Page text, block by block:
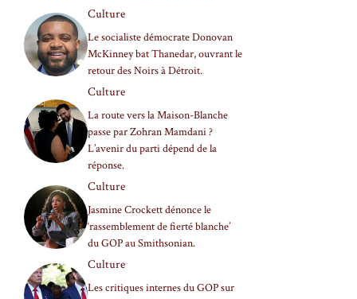
Culture
Le socialiste démocrate Donovan
McKinney bat Thanedar, ouvrant le
retour des Noirs à Détroit.
Culture
La route vers la Maison-Blanche
passe par Zohran Mamdani ?
L’avenir du parti dépend de la
réponse.
Culture
Jasmine Crockett dénonce le
‘rassemblement de fierté blanche’
du GOP au Smithsonian.
Culture
Les critiques internes du GOP sur